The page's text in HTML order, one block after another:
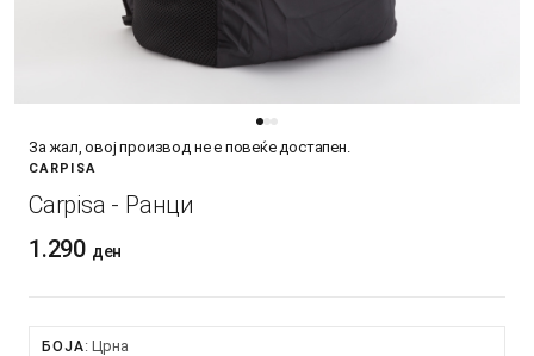
За жал, овој производ не е повеќе достапен.
CARPISA
Carpisa - Ранци
1.290 ден
БОЈА Црна